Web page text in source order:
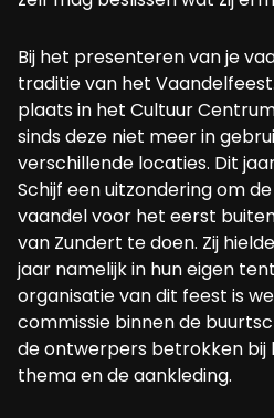
Bij het presenteren van je
traditie van het
plaats in het Cultuur
sinds deze niet meer in
verschillende locaties. Dit
Schijf een uitzondering om
vaandel voor het eerst
van Zundert te doen. Zij
jaar namelijk in hun eigen
organisatie van dit feest is
commissie binnen de
de ontwerpers betrokken bij
thema en de aankleding.